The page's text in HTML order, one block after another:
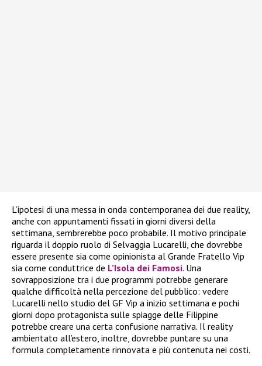
L’ipotesi di una messa in onda contemporanea dei due reality,
anche con appuntamenti fissati in giorni diversi della
settimana, sembrerebbe poco probabile. Il motivo principale
riguarda il doppio ruolo di Selvaggia Lucarelli, che dovrebbe
essere presente sia come opinionista al Grande Fratello Vip
sia come conduttrice de L’Isola dei Famosi. Una
sovrapposizione tra i due programmi potrebbe generare
qualche difficoltà nella percezione del pubblico: vedere
Lucarelli nello studio del GF Vip a inizio settimana e pochi
giorni dopo protagonista sulle spiagge delle Filippine
potrebbe creare una certa confusione narrativa. Il reality
ambientato all’estero, inoltre, dovrebbe puntare su una
formula completamente rinnovata e più contenuta nei costi.